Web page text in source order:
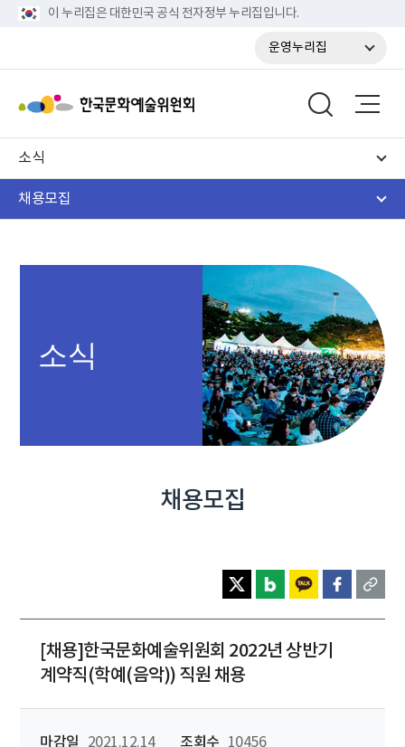
이 누리집은 대한민국 공식 전자정부 누리집입니다.
운영누리집
소식
채용모집
소식
채용모집
[채용]한국문화예술위원회 2022년 상반기
계약직(학예(음악)) 직원 채용
마감일 2021.12.14 조회수
10456